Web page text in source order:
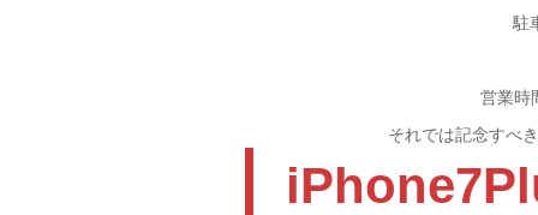
駐
営業時
それでは記念すべ